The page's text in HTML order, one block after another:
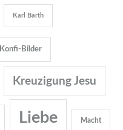
Karl Barth
Konfi-Bilder
Kreuzigung Jesu
Liebe Macht